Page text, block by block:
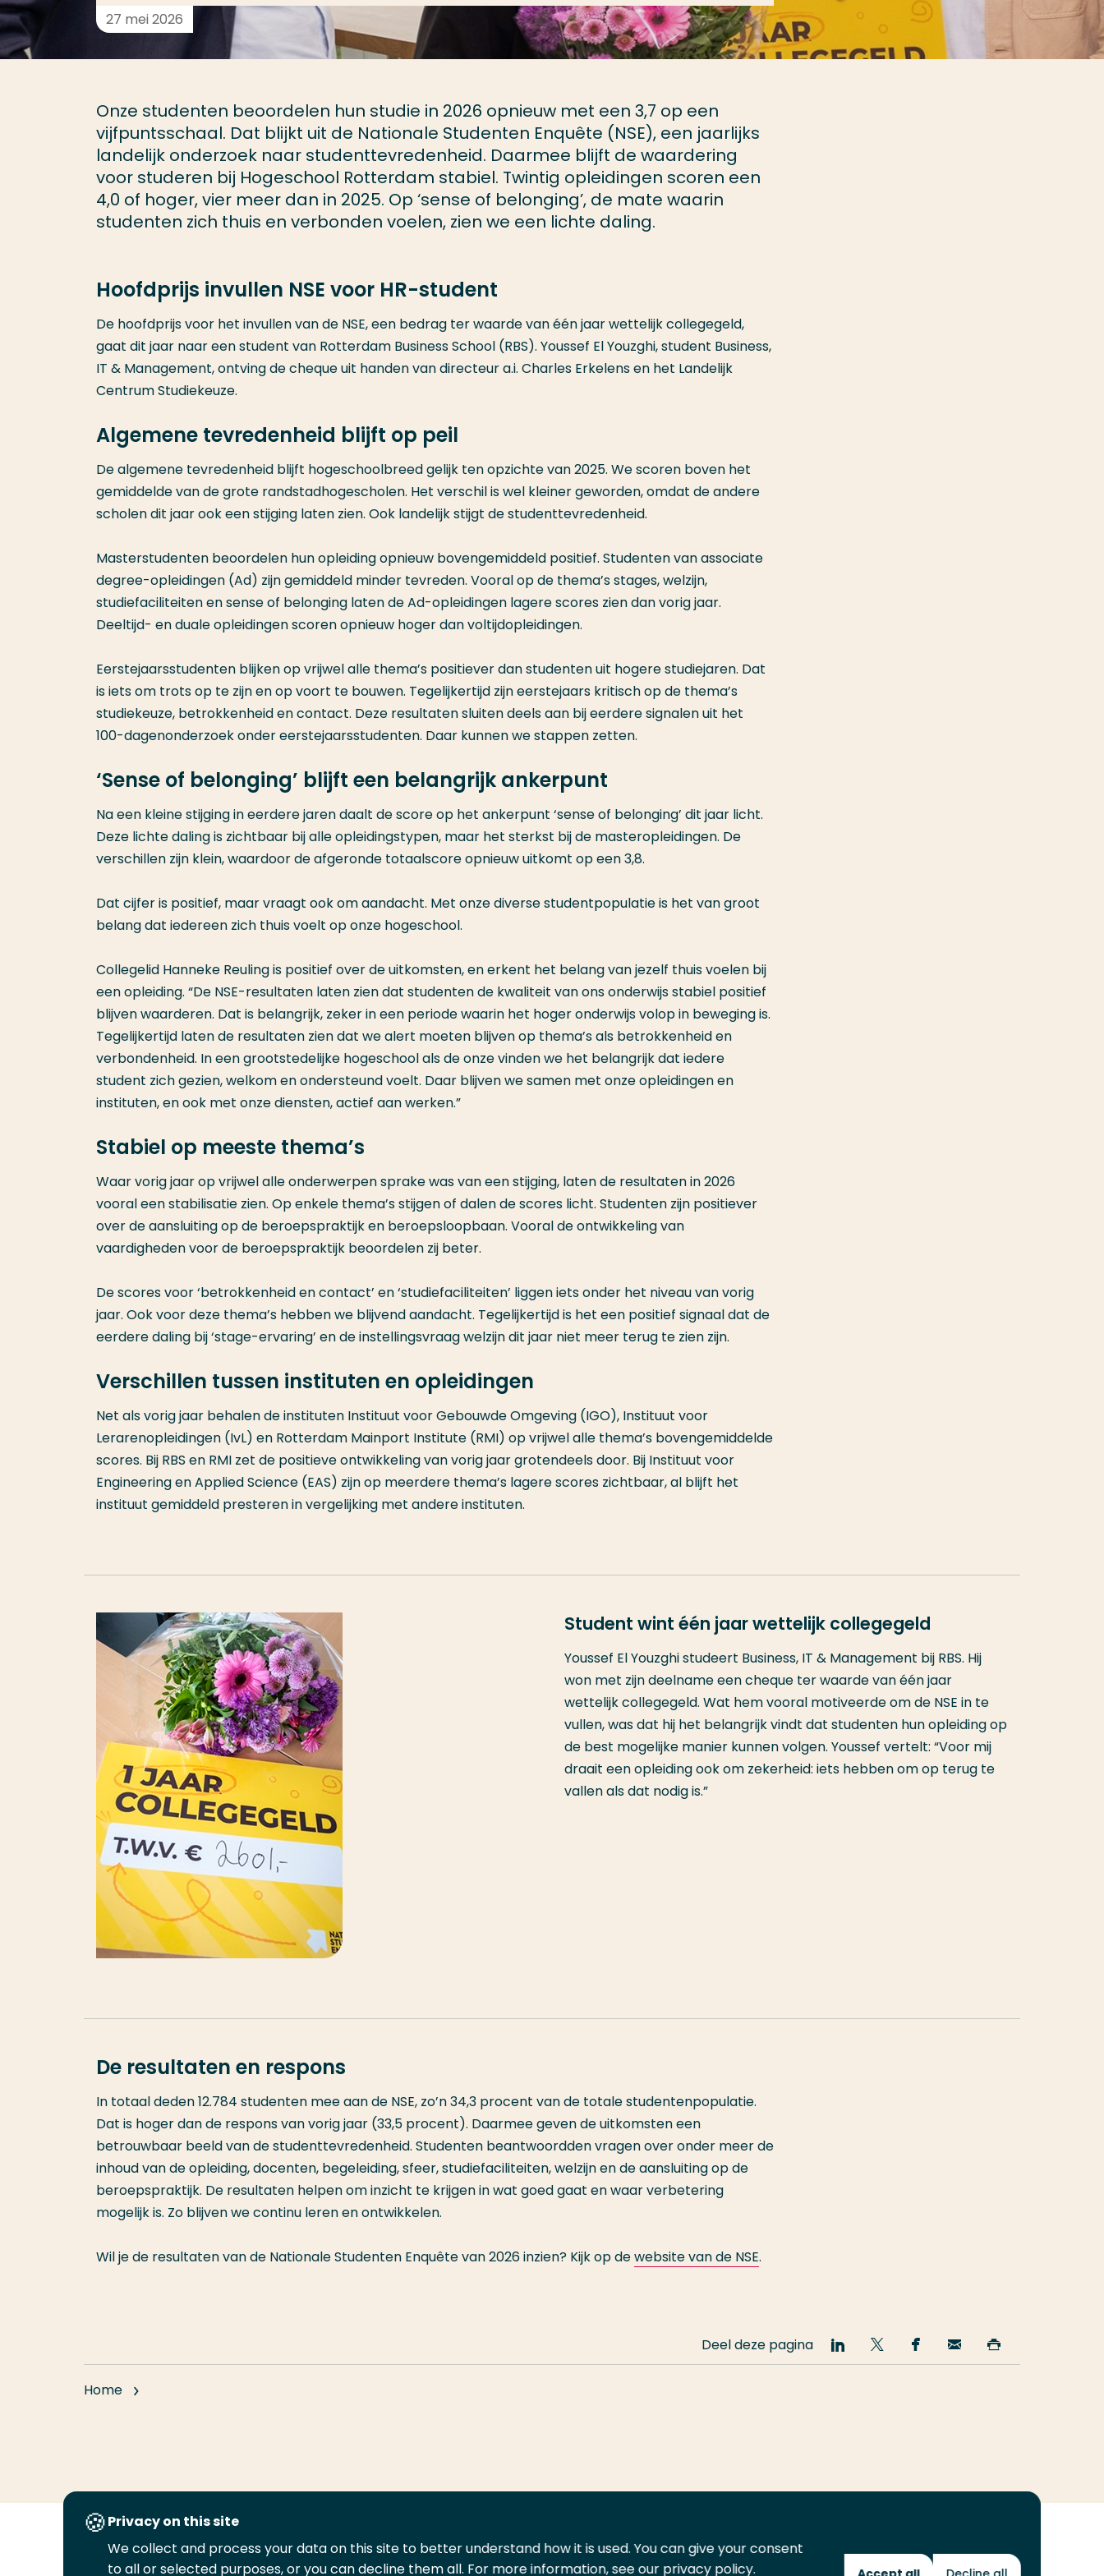
27 mei 2026
Onze studenten beoordelen hun studie in 2026 opnieuw met een 3,7 op een
vijfpuntsschaal. Dat blijkt uit de Nationale Studenten Enquête (NSE), een jaarlijks
landelijk onderzoek naar studenttevredenheid. Daarmee blijft de waardering
voor studeren bij Hogeschool Rotterdam stabiel. Twintig opleidingen scoren een
4,0 of hoger, vier meer dan in 2025. Op ‘sense of belonging’, de mate waarin
studenten zich thuis en verbonden voelen, zien we een lichte daling.
Hoofdprijs invullen NSE voor HR-student
De hoofdprijs voor het invullen van de NSE, een bedrag ter waarde van één jaar wettelijk collegegeld,
gaat dit jaar naar een student van Rotterdam Business School (RBS). Youssef El Youzghi, student Business,
IT & Management, ontving de cheque uit handen van directeur a.i. Charles Erkelens en het Landelijk
Centrum Studiekeuze.
Algemene tevredenheid blijft op peil
De algemene tevredenheid blijft hogeschoolbreed gelijk ten opzichte van 2025. We scoren boven het
gemiddelde van de grote randstadhogescholen. Het verschil is wel kleiner geworden, omdat de andere
scholen dit jaar ook een stijging laten zien. Ook landelijk stijgt de studenttevredenheid.
Masterstudenten beoordelen hun opleiding opnieuw bovengemiddeld positief. Studenten van associate
degree-opleidingen (Ad) zijn gemiddeld minder tevreden. Vooral op de thema’s stages, welzijn,
studiefaciliteiten en sense of belonging laten de Ad-opleidingen lagere scores zien dan vorig jaar.
Deeltijd- en duale opleidingen scoren opnieuw hoger dan voltijdopleidingen.
Eerstejaarsstudenten blijken op vrijwel alle thema’s positiever dan studenten uit hogere studiejaren. Dat
is iets om trots op te zijn en op voort te bouwen. Tegelijkertijd zijn eerstejaars kritisch op de thema’s
studiekeuze, betrokkenheid en contact. Deze resultaten sluiten deels aan bij eerdere signalen uit het
100-dagenonderzoek onder eerstejaarsstudenten. Daar kunnen we stappen zetten.
‘Sense of belonging’ blijft een belangrijk ankerpunt
Na een kleine stijging in eerdere jaren daalt de score op het ankerpunt ‘sense of belonging’ dit jaar licht.
Deze lichte daling is zichtbaar bij alle opleidingstypen, maar het sterkst bij de masteropleidingen. De
verschillen zijn klein, waardoor de afgeronde totaalscore opnieuw uitkomt op een 3,8.
Dat cijfer is positief, maar vraagt ook om aandacht. Met onze diverse studentpopulatie is het van groot
belang dat iedereen zich thuis voelt op onze hogeschool.
Collegelid Hanneke Reuling is positief over de uitkomsten, en erkent het belang van jezelf thuis voelen bij
een opleiding. “De NSE-resultaten laten zien dat studenten de kwaliteit van ons onderwijs stabiel positief
blijven waarderen. Dat is belangrijk, zeker in een periode waarin het hoger onderwijs volop in beweging is.
Tegelijkertijd laten de resultaten zien dat we alert moeten blijven op thema’s als betrokkenheid en
verbondenheid. In een grootstedelijke hogeschool als de onze vinden we het belangrijk dat iedere
student zich gezien, welkom en ondersteund voelt. Daar blijven we samen met onze opleidingen en
instituten, en ook met onze diensten, actief aan werken.”
Stabiel op meeste thema’s
Waar vorig jaar op vrijwel alle onderwerpen sprake was van een stijging, laten de resultaten in 2026
vooral een stabilisatie zien. Op enkele thema’s stijgen of dalen de scores licht. Studenten zijn positiever
over de aansluiting op de beroepspraktijk en beroepsloopbaan. Vooral de ontwikkeling van
vaardigheden voor de beroepspraktijk beoordelen zij beter.
De scores voor ‘betrokkenheid en contact’ en ‘studiefaciliteiten’ liggen iets onder het niveau van vorig
jaar. Ook voor deze thema’s hebben we blijvend aandacht. Tegelijkertijd is het een positief signaal dat de
eerdere daling bij ‘stage-ervaring’ en de instellingsvraag welzijn dit jaar niet meer terug te zien zijn.
Verschillen tussen instituten en opleidingen
Net als vorig jaar behalen de instituten Instituut voor Gebouwde Omgeving (IGO), Instituut voor
Lerarenopleidingen (IvL) en Rotterdam Mainport Institute (RMI) op vrijwel alle thema’s bovengemiddelde
scores. Bij RBS en RMI zet de positieve ontwikkeling van vorig jaar grotendeels door. Bij Instituut voor
Engineering en Applied Science (EAS) zijn op meerdere thema’s lagere scores zichtbaar, al blijft het
instituut gemiddeld presteren in vergelijking met andere instituten.
Student wint één jaar wettelijk collegegeld
Youssef El Youzghi studeert Business, IT & Management bij RBS. Hij
won met zijn deelname een cheque ter waarde van één jaar
wettelijk collegegeld. Wat hem vooral motiveerde om de NSE in te
vullen, was dat hij het belangrijk vindt dat studenten hun opleiding op
de best mogelijke manier kunnen volgen. Youssef vertelt: “Voor mij
draait een opleiding ook om zekerheid: iets hebben om op terug te
vallen als dat nodig is.”
De resultaten en respons
In totaal deden 12.784 studenten mee aan de NSE, zo’n 34,3 procent van de totale studentenpopulatie.
Dat is hoger dan de respons van vorig jaar (33,5 procent). Daarmee geven de uitkomsten een
betrouwbaar beeld van de studenttevredenheid. Studenten beantwoordden vragen over onder meer de
inhoud van de opleiding, docenten, begeleiding, sfeer, studiefaciliteiten, welzijn en de aansluiting op de
beroepspraktijk. De resultaten helpen om inzicht te krijgen in wat goed gaat en waar verbetering
mogelijk is. Zo blijven we continu leren en ontwikkelen.
Wil je de resultaten van de Nationale Studenten Enquête van 2026 inzien? Kijk op dewebsite van de NSE.
Home
Deel deze pagina
Deel
op
Deel
op
Deel
op
Email
deze deze
VolgVolgVolgVolg
Privacy on this site
We collect and process your data on this site to better understand how it is used. You can give your consent
to all or selected purposes, or you can decline them all. For more information, see our privacy policy.